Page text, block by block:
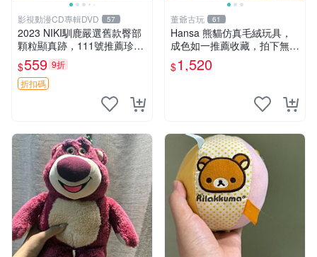
影視動漫CD專輯DVD 57
2023 NIKI馴鹿嚴選舊款臀部
顆粒顯真跡，111號推薦珍藏
品 馴鹿 舊款 尾巴顆粒
$559 9折
折扣碼
董爺古玩 61
Hansa 熊貓仿真毛絨玩具，
成色如一推薦收藏，拍下無疑
心 熊貓 毛絨玩具 收藏
$1,520